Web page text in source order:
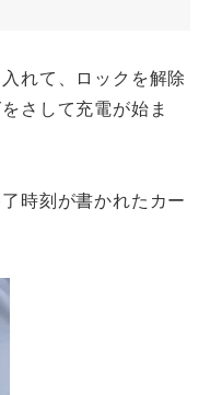
れて、ロックを解除
さして充電が始ま
時刻が書かれたカー